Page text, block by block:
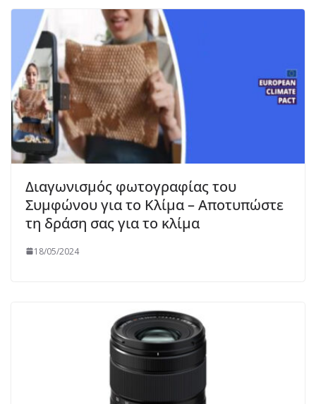
Διαγωνισμός φωτογραφίας του
Συμφώνου για το Κλίμα – Αποτυπώστε
τη δράση σας για το κλίμα
18/05/2024